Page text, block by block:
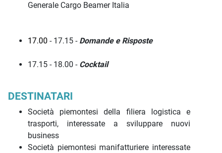
Generale Cargo Beamer Italia
17.00 - 17.15 - Domande e Risposte
17.15 - 18.00 - Cocktail
DESTINATARI
Società piemontesi della filiera logistica e
trasporti, interessate a sviluppare nuovi
business
Società piemontesi manifatturiere interessate